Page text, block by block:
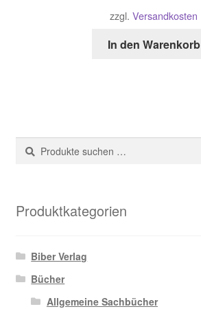
zzgl. Versandkosten
In den Warenkorb
Suche
nach:
Suchen
Produktkategorien
Biber Verlag
Bücher
Allgemeine Sachbücher